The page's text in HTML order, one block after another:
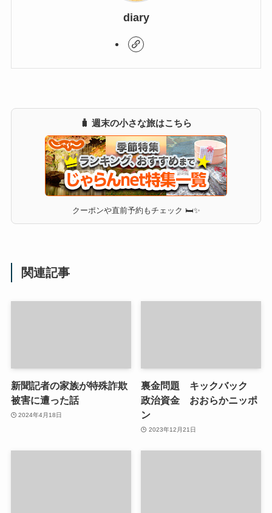
diary
🧳 週末の小さな旅はこちら
クーポンや直前予約もチェック 🛏✨
関連記事
新聞記者の家族が特殊詐欺
被害に遭った話
2024年4月18日
裏金問題 キックバック
政治資金 おおらかニッポ
ン
2023年12月21日